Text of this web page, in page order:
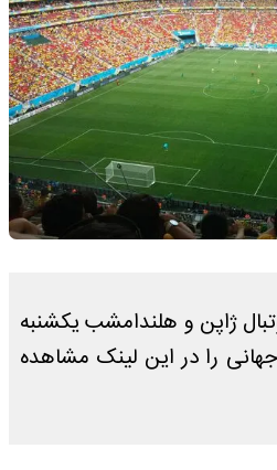
ژاپن و هلندامشب یکشنبه
در جام جهانی را در این لینک مشاهده